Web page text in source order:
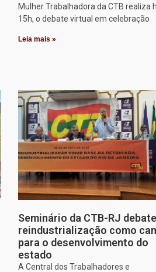
Mulher Trabalhadora da CTB realiza
15h, o debate virtual em celebração
Leia mais »
Seminário da CTB-RJ debate
reindustrialização como
para o desenvolvimento do
estado
A Central dos Trabalhadores e